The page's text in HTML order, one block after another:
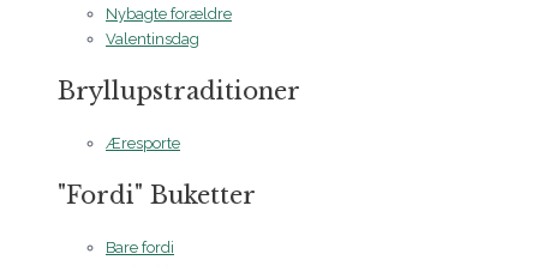
Nybagte forældre
Valentinsdag
Bryllupstraditioner
Æresporte
"Fordi" Buketter
Bare fordi